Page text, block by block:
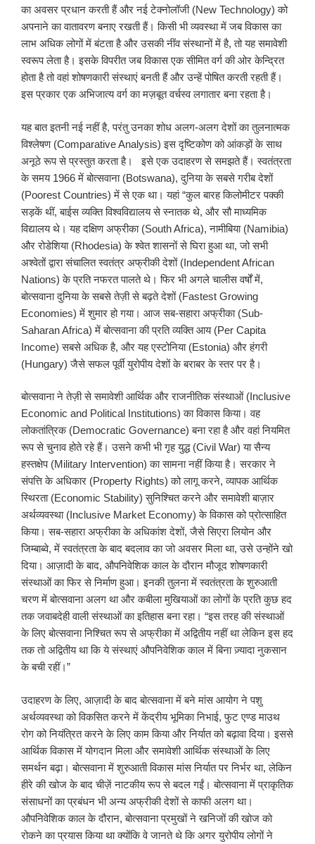
का अवसर प्रधान करती हैं और नई टेक्नोलॉजी (New Technology) को
अपनाने का वातावरण बनाए रखती हैं। किसी भी व्यवस्था में जब विकास का
लाभ अधिक लोगों में बंटता है और उसकी नींव संस्थानों में है, तो यह समावेशी
स्वरूप लेता है। इसके विपरीत जब विकास एक सीमित वर्ग की ओर केन्द्रित
होता है तो वहां शोषणकारी संस्थाएं बनती हैं और उन्हें पोषित करती रहती हैं।
इस प्रकार एक अभिजात्य वर्ग का मज़बूत वर्चस्व लगातार बना रहता है।
यह बात इतनी नई नहीं है, परंतु उनका शोध अलग-अलग देशों का तुलनात्मक
विश्लेषण (Comparative Analysis) इस दृष्टिकोण को आंकड़ों के साथ
अनूठे रूप से प्रस्तुत करता है। इसे एक उदाहरण से समझते हैं। स्वतंत्रता
के समय 1966 में बोत्सवाना (Botswana), दुनिया के सबसे गरीब देशों
(Poorest Countries) में से एक था। यहां “कुल बारह किलोमीटर पक्की
सड़कें थीं, बाईस व्यक्ति विश्वविद्यालय से स्नातक थे, और सौ माध्यमिक
विद्यालय थे। यह दक्षिण अफ्रीका (South Africa), नामीबिया (Namibia)
और रोडेशिया (Rhodesia) के श्वेत शासनों से घिरा हुआ था, जो सभी
अश्वेतों द्वारा संचालित स्वतंत्र अफ्रीकी देशों (Independent African
Nations) के प्रति नफरत पालते थे। फिर भी अगले चालीस वर्षों में,
बोत्सवाना दुनिया के सबसे तेज़ी से बढ़ते देशों (Fastest Growing
Economies) में शुमार हो गया। आज सब-सहारा अफ्रीका (Sub-
Saharan Africa) में बोत्सवाना की प्रति व्यक्ति आय (Per Capita
Income) सबसे अधिक है, और यह एस्टोनिया (Estonia) और हंगरी
(Hungary) जैसे सफल पूर्वी युरोपीय देशों के बराबर के स्तर पर है।
बोत्सवाना ने तेज़ी से समावेशी आर्थिक और राजनीतिक संस्थाओं (Inclusive
Economic and Political Institutions) का विकास किया। वह
लोकतांत्रिक (Democratic Governance) बना रहा है और वहां नियमित
रूप से चुनाव होते रहे हैं। उसने कभी भी गृह युद्ध (Civil War) या सैन्य
हस्तक्षेप (Military Intervention) का सामना नहीं किया है। सरकार ने
संपत्ति के अधिकार (Property Rights) को लागू करने, व्यापक आर्थिक
स्थिरता (Economic Stability) सुनिश्चित करने और समावेशी बाज़ार
अर्थव्यवस्था (Inclusive Market Economy) के विकास को प्रोत्साहित
किया। सब-सहारा अफ्रीका के अधिकांश देशों, जैसे सिएरा लियोन और
जिम्बाब्वे, में स्वतंत्रता के बाद बदलाव का जो अवसर मिला था, उसे उन्होंने खो
दिया। आज़ादी के बाद, औपनिवेशिक काल के दौरान मौजूद शोषणकारी
संस्थाओं का फिर से निर्माण हुआ। इनकी तुलना में स्वतंत्रता के शुरुआती
चरण में बोत्सवाना अलग था और कबीला मुखियाओं का लोगों के प्रति कुछ हद
तक जवाबदेही वाली संस्थाओं का इतिहास बना रहा। “इस तरह की संस्थाओं
के लिए बोत्सवाना निश्चित रूप से अफ्रीका में अद्वितीय नहीं था लेकिन इस हद
तक तो अद्वितीय था कि ये संस्थाएं औपनिवेशिक काल में बिना ज़्यादा नुकसान
के बची रहीं।”
उदाहरण के लिए, आज़ादी के बाद बोत्सवाना में बने मांस आयोग ने पशु
अर्थव्यवस्था को विकसित करने में केंद्रीय भूमिका निभाई, फुट एण्ड माउथ
रोग को नियंत्रित करने के लिए काम किया और निर्यात को बढ़ावा दिया। इससे
आर्थिक विकास में योगदान मिला और समावेशी आर्थिक संस्थाओं के लिए
समर्थन बढ़ा। बोत्सवाना में शुरुआती विकास मांस निर्यात पर निर्भर था, लेकिन
हीरे की खोज के बाद चीज़ें नाटकीय रूप से बदल गईं। बोत्सवाना में प्राकृतिक
संसाधनों का प्रबंधन भी अन्य अफ्रीकी देशों से काफी अलग था।
औपनिवेशिक काल के दौरान, बोत्सवाना प्रमुखों ने खनिजों की खोज को
रोकने का प्रयास किया था क्योंकि वे जानते थे कि अगर युरोपीय लोगों ने